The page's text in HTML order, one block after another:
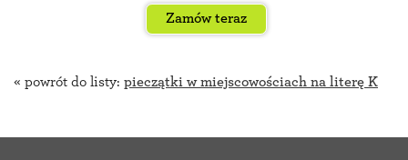
Zamów teraz
« powrót do listy: pieczątki w miejscowościach na literę K